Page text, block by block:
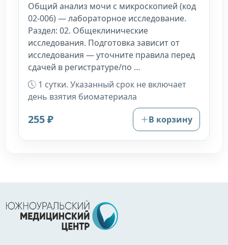
Общий анализ мочи с микроскопией (код
02-006) — лабораторное исследование.
Раздел: 02. Общеклинические
исследования. Подготовка зависит от
исследования — уточните правила перед
сдачей в регистратуре/по …
1 сутки. Указанный срок не включает
день взятия биоматериала
255 ₽ В корзину